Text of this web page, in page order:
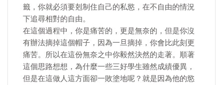
籤，你就必須要剋制住自己的私慾，在不自由的情況
下追尋相對的自由。
在這個過程中，你是痛苦的，更是無奈的，但是你沒
有辦法摘掉這個帽子，因為一旦摘掉，你會比此刻更
痛苦。所以在這份無奈之中你毅然決然的走著。順著
這個思路想想，為什麼一些三好學生雖然成績優異，
但是在這做人這方面卻一敗塗地呢？就是因為他的慾